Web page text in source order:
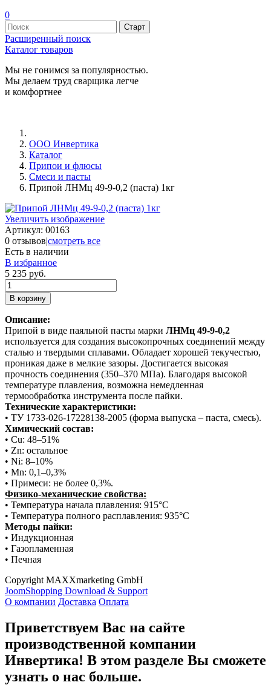
0
Расширенный поиск
Каталог товаров
Мы не гонимся за популярностью.
Мы делаем труд сварщика легче
и комфортнее
ООО Инвертика
Каталог
Припои и флюсы
Смеси и пасты
Припой ЛНМц 49-9-0,2 (паста) 1кг
Увеличить изображение
Артикул: 00163
0 отзывов|смотреть все
Есть в наличии
В избранное
5 235 руб.
Описание:
Припой в виде паяльной пасты марки ЛНМц 49-9-0,2
используется для создания высокопрочных соединений между
сталью и твердыми сплавами. Обладает хорошей текучестью,
проникая даже в мелкие зазоры. Достигается высокая
прочность соединения (350–370 МПа). Благодаря высокой
температуре плавления, возможна немедленная
термообработка инструмента после пайки.
Технические характеристики:
• ТУ 1733-026-17228138-2005 (форма выпуска – паста, смесь).
Химический состав:
• Cu: 48–51%
• Zn: остальное
• Ni: 8–10%
• Mn: 0,1–0,3%
• Примеси: не более 0,3%.
Физико-механические свойства:
• Температура начала плавления: 915°C
• Температура полного расплавления: 935°C
Методы пайки:
• Индукционная
• Газопламенная
• Печная
Copyright MAXXmarketing GmbH
JoomShopping Download & Support
О компании Доставка Оплата
Приветствуем Вас на сайте
производственной компании
Инвертика! В этом разделе Вы сможете
узнать о нас больше.